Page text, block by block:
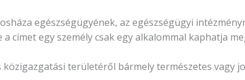
egészségügyének, az egészségügyi
címet egy személy csak egy alkalommal kaphatja
területéről bármely természetes vagy